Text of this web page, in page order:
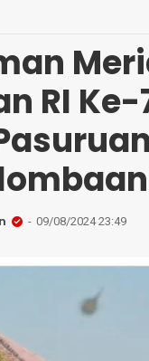
RI Ke-
09/08/2024 23:49